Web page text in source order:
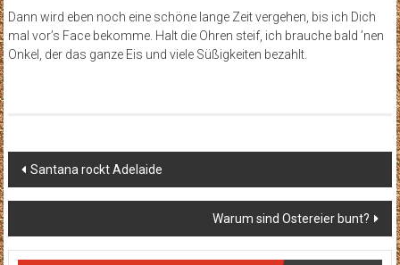
Dann wird eben noch eine schöne lange Zeit vergehen, bis ich Dich
mal vor’s Face bekomme. Halt die Ohren steif, ich brauche bald ’nen
Onkel, der das ganze Eis und viele Süßigkeiten bezahlt.
Beitragsnavigation
Santana rockt Adelaide
Warum sind Ostereier bunt?